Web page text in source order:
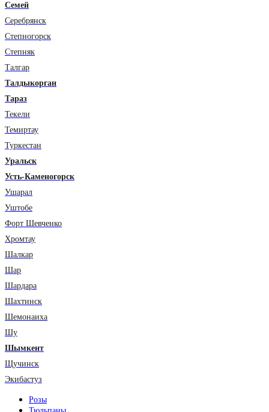
Семей
Серебрянск
Степногорск
Степняк
Талгар
Талдыкорган
Тараз
Текели
Темиртау
Туркестан
Уральск
Усть-Каменогорск
Ушарал
Уштобе
Форт Шевченко
Хромтау
Шалкар
Шар
Шардара
Шахтинск
Шемонаиха
Шу
Шымкент
Щучинск
Экибастуз
Розы